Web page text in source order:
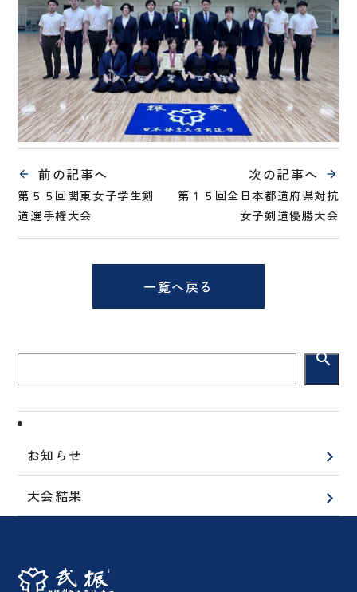
前の記事へ
第５５回関東女子学生剣
道選手権大会
次の記事へ
第１５回全日本都道府県対抗
女子剣道優勝大会
一覧へ戻る
search
お知らせ
大会結果